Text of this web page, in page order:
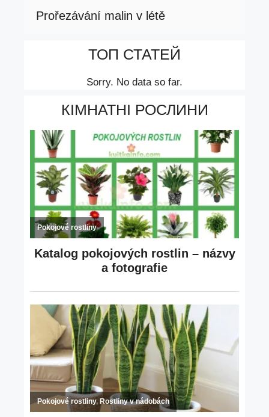
Prořezávání malin v létě
ТОП СТАТЕЙ
Sorry. No data so far.
КІМНАТНІ РОСЛИНИ